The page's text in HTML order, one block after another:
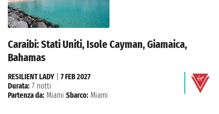
Caraibi: Stati Uniti, Isole Cayman, Giamaica,
Bahamas
RESILIENT LADY
7 FEB 2027
Durata: 7 notti
Partenza da: Miami Sbarco: Miami